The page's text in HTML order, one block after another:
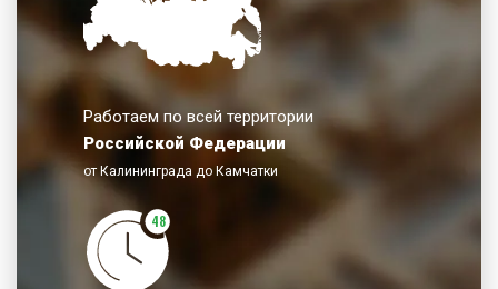
Работаем по всей территории
Российской Федерации
от Калининграда до Камчатки
48